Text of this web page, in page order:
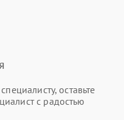
оставьте
с радостью